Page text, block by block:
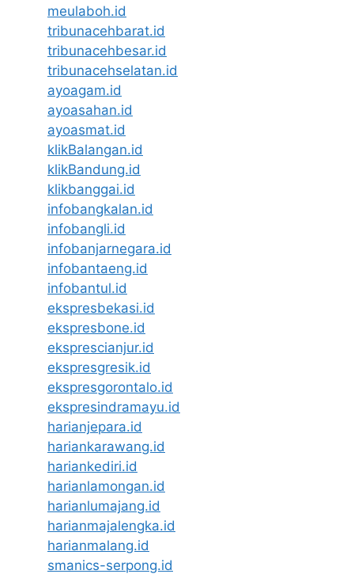
meulaboh.id
tribunacehbarat.id
tribunacehbesar.id
tribunacehselatan.id
ayoagam.id
ayoasahan.id
ayoasmat.id
klikBalangan.id
klikBandung.id
klikbanggai.id
infobangkalan.id
infobangli.id
infobanjarnegara.id
infobantaeng.id
infobantul.id
ekspresbekasi.id
ekspresbone.id
eksprescianjur.id
ekspresgresik.id
ekspresgorontalo.id
ekspresindramayu.id
harianjepara.id
hariankarawang.id
hariankediri.id
harianlamongan.id
harianlumajang.id
harianmajalengka.id
harianmalang.id
smanics-serpong.id